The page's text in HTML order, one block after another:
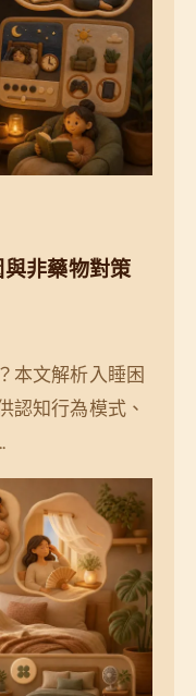
非藥物對策
本文解析入睡困
認知行為模式、